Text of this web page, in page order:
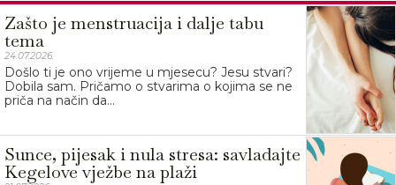
Zašto je menstruacija i dalje tabu
tema
24.07.2026.
Došlo ti je ono vrijeme u mjesecu? Jesu stvari?
Dobila sam. Pričamo o stvarima o kojima se ne
priča na način da...
Sunce, pijesak i nula stresa: savladajte
Kegelove vježbe na plaži